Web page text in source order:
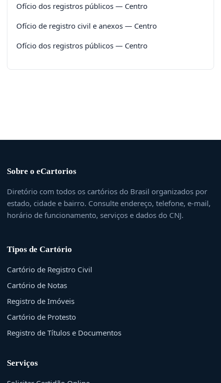
Ofício dos registros públicos — Centro
Ofício de registro civil e anexos — Centro
Ofício dos registros públicos — Centro
Sobre o eCartorios
Diretório com todos os cartórios do Brasil organizados por
estado, cidade e bairro. Consulte endereço, telefone, e-mail,
horário de funcionamento, serviços e dados do CNJ.
Tipos de Cartório
Cartório de Registro Civil
Cartório de Notas
Registro de Imóveis
Cartório de Protesto
Registro de Títulos e Documentos
Serviços